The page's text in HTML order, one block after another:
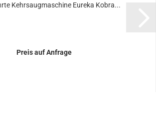
Kehrsaugmaschine Eureka Kobra...
Preis auf Anfrage